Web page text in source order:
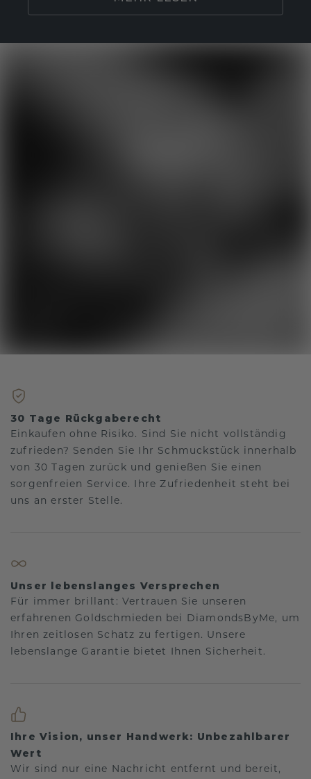
30 Tage Rückgaberecht
Einkaufen ohne Risiko. Sind Sie nicht vollständig
zufrieden? Senden Sie Ihr Schmuckstück innerhalb
von 30 Tagen zurück und genießen Sie einen
sorgenfreien Service. Ihre Zufriedenheit steht bei
uns an erster Stelle.
Unser lebenslanges Versprechen
Für immer brillant: Vertrauen Sie unseren
erfahrenen Goldschmieden bei DiamondsByMe, um
Ihren zeitlosen Schatz zu fertigen. Unsere
lebenslange Garantie bietet Ihnen Sicherheit.
Ihre Vision, unser Handwerk: Unbezahlbarer
Wert
Wir sind nur eine Nachricht entfernt und bereit,